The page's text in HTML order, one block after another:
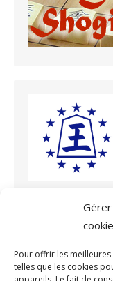
Pour offrir les
telles que les cookies
Archives